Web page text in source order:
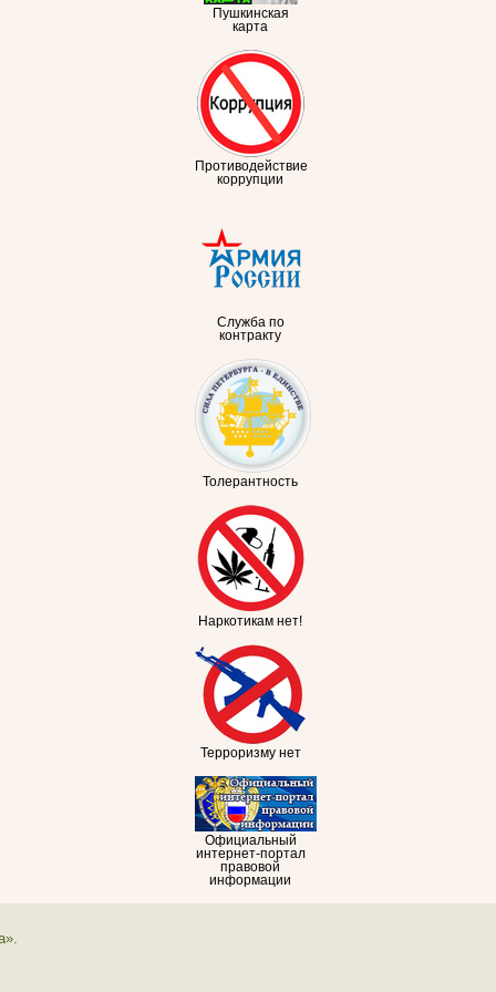
Пушкинская
карта
Противодействие
коррупции
Служба по
контракту
Толерантность
Наркотикам нет!
Терроризму нет
Официальный
интернет-портал
правовой
информации